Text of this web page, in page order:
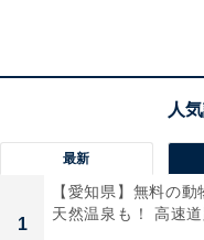
下車徒歩0分／関越自
大人1名（参考価格）
※料金は公式Webサイ
最新
1
【愛知県】無料の
天然温泉も！ 高速